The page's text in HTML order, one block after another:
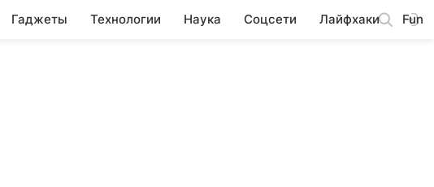
Гаджеты Технологии Наука Соцсети Лайфхаки Fun